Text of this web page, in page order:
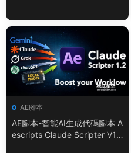
AE腳本
AE腳本-智能AI生成代碼腳本 A
escripts Claude Scripter V1.